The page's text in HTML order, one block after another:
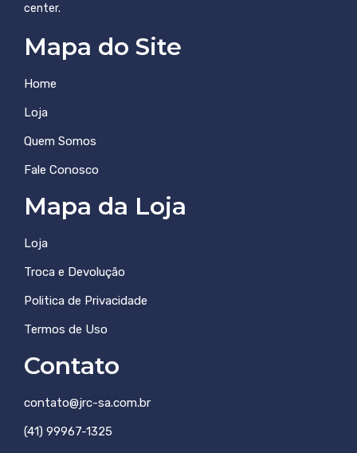
center.
Mapa do Site
Home
Loja
Quem Somos
Fale Conosco
Mapa da Loja
Loja
Troca e Devolução
Politica de Privacidade
Termos de Uso
Contato
contato@jrc-sa.com.br
(41) 99967-1325